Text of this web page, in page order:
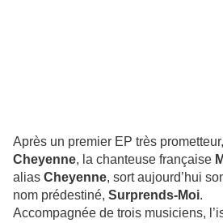
Après un premier EP très prometteur,
Cheyenne, la chanteuse française
alias Cheyenne, sort aujourd’hui
nom prédestiné, Surprends-Moi.
Accompagnée de trois musiciens,